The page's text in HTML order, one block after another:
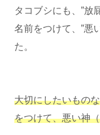
タコブシにも、”放
名前をつけて、”悪
た。
大切にしたいもの
をつけて、悪い神